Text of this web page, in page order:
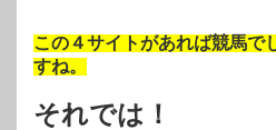
この４サイトがあれば競馬で
すね。
それでは！